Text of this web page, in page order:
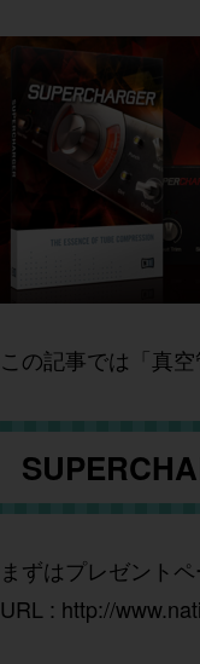
この記事では「真
まずはプレゼント
URL : http://